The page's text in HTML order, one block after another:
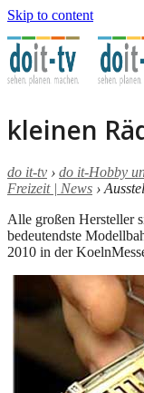
Skip to content
kleinen
do it-tv › do it-Hobby
Freizeit | News ›
Alle großen Hersteller
bedeutendste
2010 in der